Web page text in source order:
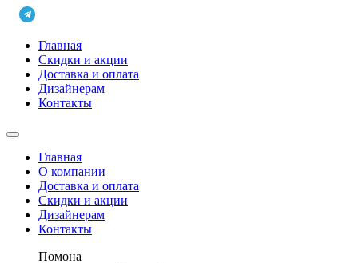
Главная
Скидки и акции
Доставка и оплата
Дизайнерам
Контакты
Главная
О компании
Доставка и оплата
Скидки и акции
Дизайнерам
Контакты
Помона